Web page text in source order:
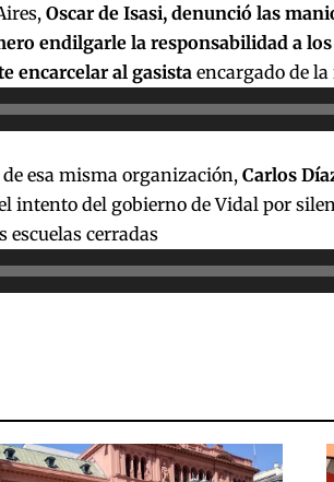
Oscar de Isasi, denunció las
endilgarle la responsabilidad a
encarcelar al gasista encargado de
esa misma organización, Carlos
intento del gobierno de Vidal por
escuelas cerradas